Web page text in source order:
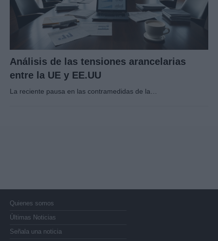
Análisis de las tensiones arancelarias
entre la UE y EE.UU
La reciente pausa en las contramedidas de la…
Quienes somos
Últimas Noticias
Señala una noticia